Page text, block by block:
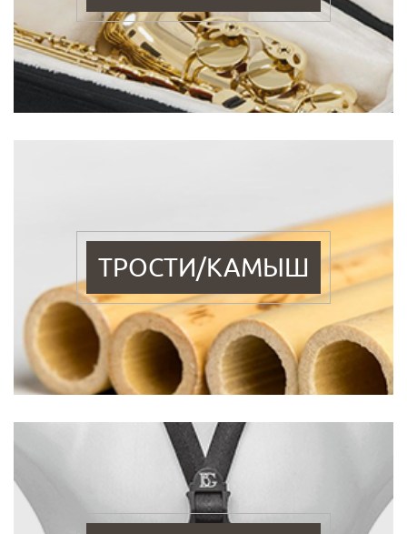
ТРОСТИ/КАМЫШ